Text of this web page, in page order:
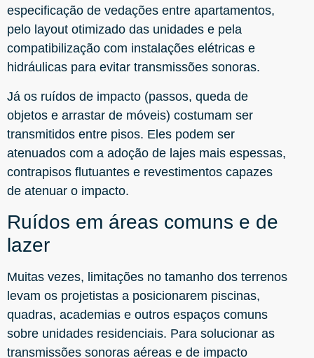
especificação de vedações entre apartamentos,
pelo layout otimizado das unidades e pela
compatibilização com instalações elétricas e
hidráulicas para evitar transmissões sonoras.
Já os ruídos de impacto (passos, queda de
objetos e arrastar de móveis) costumam ser
transmitidos entre pisos. Eles podem ser
atenuados com a adoção de lajes mais espessas,
contrapisos flutuantes e revestimentos capazes
de atenuar o impacto.
Ruídos em áreas comuns e de
lazer
Muitas vezes, limitações no tamanho dos terrenos
levam os projetistas a posicionarem piscinas,
quadras, academias e outros espaços comuns
sobre unidades residenciais. Para solucionar as
transmissões sonoras aéreas e de impacto